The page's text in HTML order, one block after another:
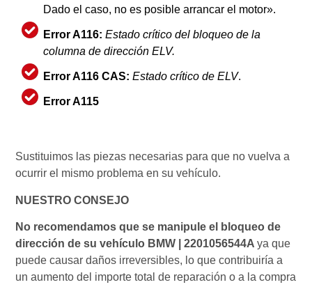
Dado el caso, no es posible arrancar el motor».
Error A116:Estado crítico del bloqueo de la
columna de dirección ELV.
Error A116 CAS:Estado crítico de ELV.
Error A115
Sustituimos las piezas necesarias para que no vuelva a
ocurrir el mismo problema en su vehículo.
NUESTRO CONSEJO
No recomendamos que se manipule el bloqueo de
dirección de su vehículo BMW | 2201056544Aya que
puede causar daños irreversibles, lo que contribuiría a
un aumento del importe total de reparación o a la compra